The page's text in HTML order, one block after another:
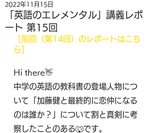
「英語のエレメンタル」講義レポ
ート 第15回
2022年11月15日
［前回（第14回）のレポートはこち
ら］
Hi there👋
中学の英語の教科書の登場人物につ
いて「加藤健と最終的に恋仲になる
のは誰か？」について割と真剣に考
察したことのある🐺です。